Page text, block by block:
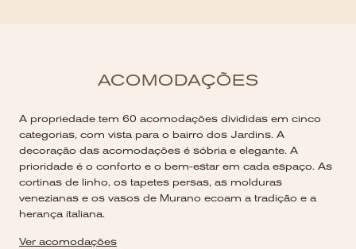
ACOMODAÇÕES
A propriedade tem 60 acomodações divididas em cinco
categorias, com vista para o bairro dos Jardins. A
decoração das acomodações é sóbria e elegante. A
prioridade é o conforto e o bem-estar em cada espaço. As
cortinas de linho, os tapetes persas, as molduras
venezianas e os vasos de Murano ecoam a tradição e a
herança italiana.
Ver acomodações